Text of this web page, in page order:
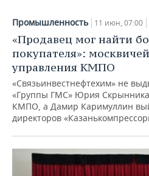
Промышленность 11 июн, 07:00
«Продавец мог найти
покупателя»:
управления КМПО
«Связьинвестнефтехим» не
«Группы ГМС» Юрия Скрынника
КМПО, а Дамир Каримуллин
директоров